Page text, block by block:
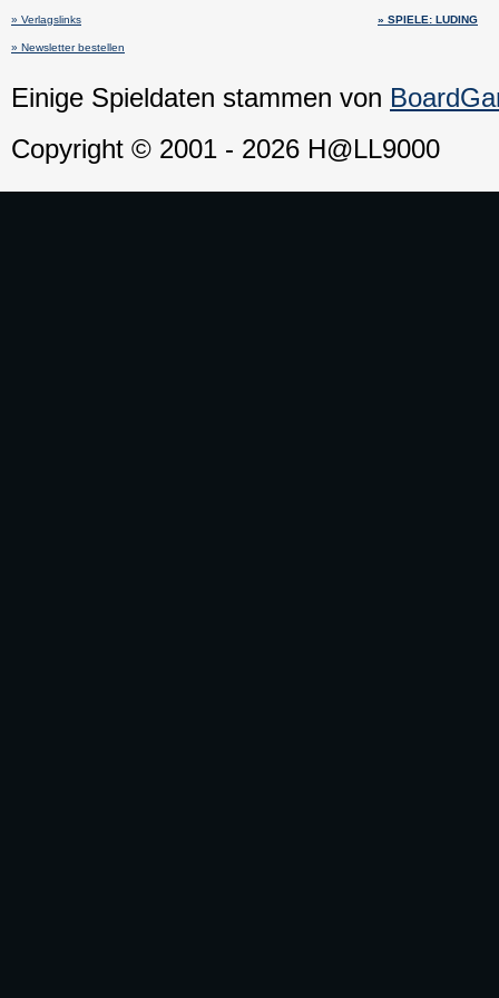
» Verlagslinks
» Newsletter bestellen
» SPIELE: LUDING
Einige Spieldaten stammen von
Copyright © 2001 - 2026 H@LL9000